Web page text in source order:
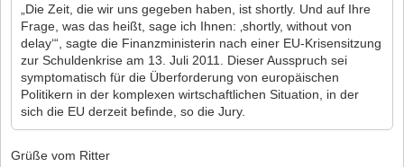
„Die Zeit, die wir uns gegeben haben, ist shortly. Und auf Ihre
Frage, was das heißt, sage ich Ihnen: ‚shortly, without von
delay‘“, sagte die Finanzministerin nach einer EU-Krisensitzung
zur Schuldenkrise am 13. Juli 2011. Dieser Ausspruch sei
symptomatisch für die Überforderung von europäischen
Politikern in der komplexen wirtschaftlichen Situation, in der
sich die EU derzeit befinde, so die Jury.
Grüße vom Ritter